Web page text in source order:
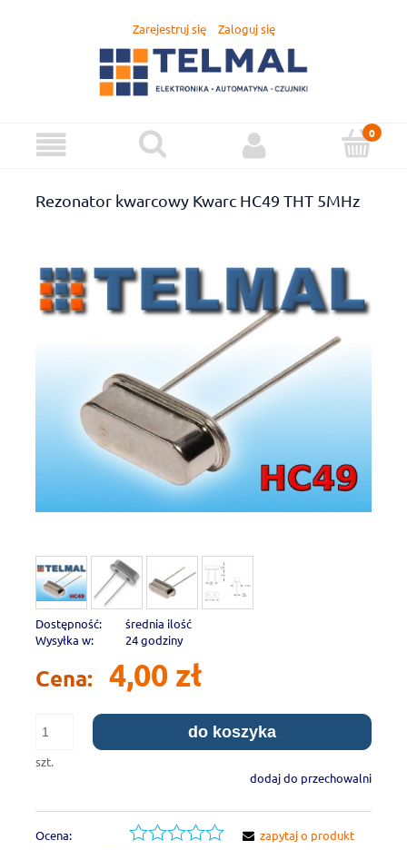
Zarejestruj się Zaloguj się
Rezonator kwarcowy Kwarc HC49 THT 5MHz
Dostępność:
średnia ilość
Wysyłka w:
24 godziny
Cena: 4,00 zł
szt.
do koszyka
dodaj do przechowalni
Ocena:
zapytaj o produkt